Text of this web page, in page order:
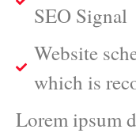
SEO Signal
Website
which is
Lorem ipsum